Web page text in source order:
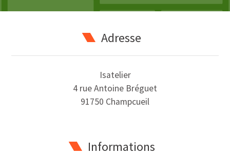
Adresse
Isatelier
4 rue Antoine Bréguet
91750 Champcueil
Informations